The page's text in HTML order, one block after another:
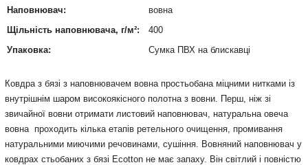
Наповнювач:
вовна
Щільність наповнювача, г/м²:
400
Упаковка:
Сумка ПВХ на блискавці
Ковдра з бязі з наповнювачем вовна простьобана міцними нитками із
внутрішнім шаром високоякісного полотна з вовни. Перш, ніж зі
звичайної вовни отримати листовий наповнювач, натуральна овеча
вовна проходить кілька етапів ретельного очищення, промивання
натуральними миючими речовинами, сушіння. Вовняний наповнювач у
ковдрах стьобаних з бязі Ecotton не має запаху. Він світлий і повністю